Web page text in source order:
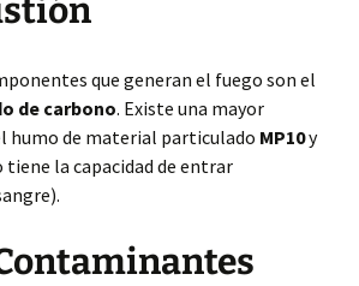
que generan el fuego son el
de carbono. Existe una mayor
humo de material particulado MP10y
la capacidad de entrar